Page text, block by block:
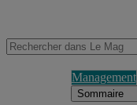
Management
Sommaire